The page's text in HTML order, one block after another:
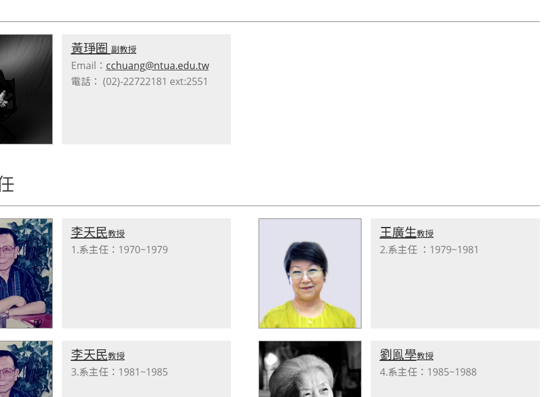
黃琤圈 副教授
Email： cchuang@ntua.edu.tw
電話： (02)-22722181 ext:2551
李天民教授
1.系主任：1970~1979
王廣生教授
2.系主任 ：1979~1981
李天民教授
3.系主任：1981~1985
劉鳯學教授
4.系主任：1985~1988